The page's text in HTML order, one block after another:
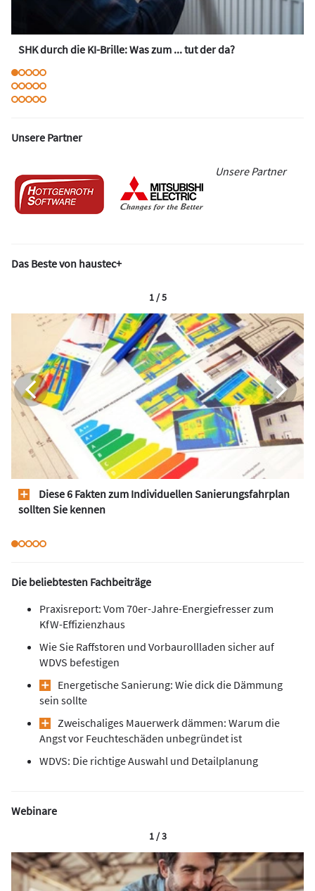
SHK durch die KI-Brille: Was zum ... tut der da?
Unsere Partner
Unsere Partner
Das Beste von haustec+
Diese 6 Fakten zum Individuellen Sanierungsfahrplan
sollten Sie kennen
1 / 5
Die beliebtesten Fachbeiträge
Praxisreport: Vom 70er-Jahre-Energiefresser zum
KfW-Effizienzhaus
Wie Sie Raffstoren und Vorbaurollladen sicher auf
WDVS befestigen
Energetische Sanierung: Wie dick die Dämmung
sein sollte
Zweischaliges Mauerwerk dämmen: Warum die
Angst vor Feuchteschäden unbegründet ist
WDVS: Die richtige Auswahl und Detailplanung
Webinare
1 / 3